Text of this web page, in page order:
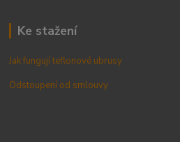
Ke stažení
Jak fungují teflonové ubrusy
Odstoupení od smlouvy